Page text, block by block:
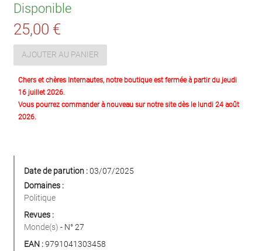
Disponible
25,00 €
AJOUTER AU PANIER
Chers et chères Internautes, notre boutique est fermée à partir du jeudi
16 juillet 2026.
Vous pourrez commander à nouveau sur notre site dès le lundi 24 août
2026.
Date de parution :03/07/2025
Domaines :
Politique
Revues :
Monde(s) - N° 27
EAN :9791041303458